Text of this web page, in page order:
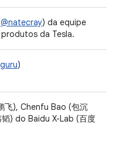
@natecray) da equipe
da Tesla.
)
飞), Chenfu Bao (包沉
) do Baidu X-Lab (百度